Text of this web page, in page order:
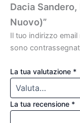
Dacia
Nuovo)”
Il tuo indirizzo
sono
La tua valutazione *
La tua recensione *